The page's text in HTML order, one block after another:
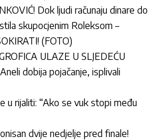
Dok ljudi računaju dinare do
skupocjenim Roleksom –
(FOTO)
ULAZE U SLJEDEĆU
dobija pojačanje, isplivali
u rijaliti: “Ako se vuk stopi među
dvije nedjelje pred finale!